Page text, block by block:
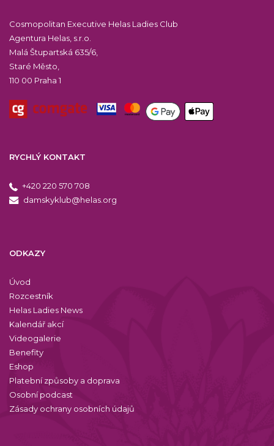
Cosmopolitan Executive Helas Ladies Club
Agentura Helas, s.r.o.
Malá Štupartská 635/6,
Staré Město,
110 00 Praha 1
RYCHLÝ KONTAKT
+420 220 570 708
damskyklub@helas.org
ODKAZY
Úvod
Rozcestník
Helas Ladies News
Kalendář akcí
Videogalerie
Benefity
Eshop
Platební způsoby a doprava
Osobní podcast
Zásady ochrany osobních údajů